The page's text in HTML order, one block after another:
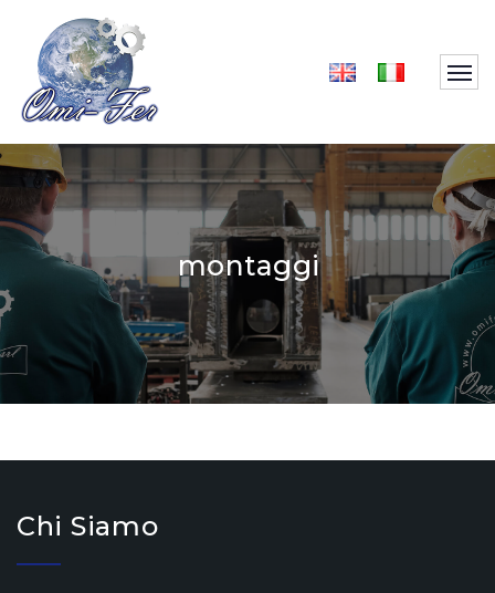
montaggi
Chi Siamo